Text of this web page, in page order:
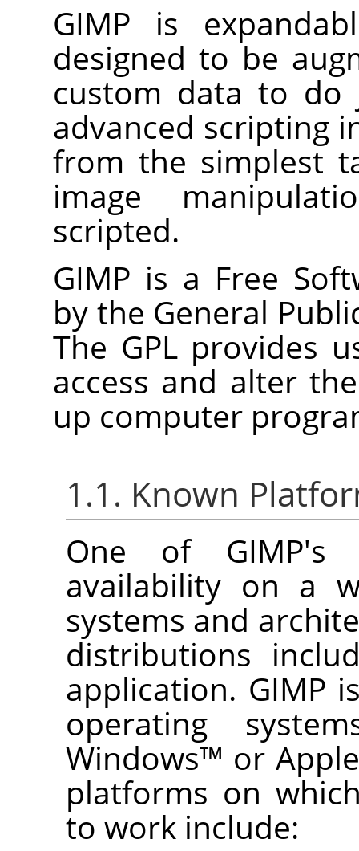
GIMP is
designed to be
custom data to do
advanced scripting
from the simplest
image
scripted.
GIMP is a Free
by the General
The GPLprovides
access and alter
up computer
1.1. Known
One of GIMP's
availability on a
systems and
distributions
application. GIMP
operating
Windows™ or
platforms on
to work include: